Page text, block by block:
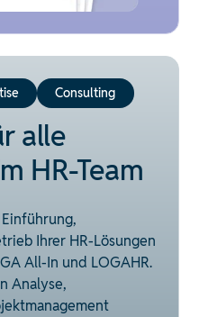
Consulting
alle
HR-Team
Ihrer HR-Lösungen
All-In und LOGAHR.
Analyse,